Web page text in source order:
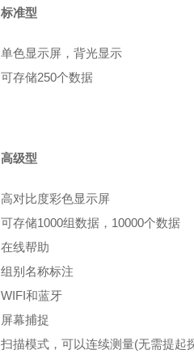
标准型
单色显示屏，背光显示
可存储250个数据
高级型
高对比度彩色显示屏
可存储1000组数据，10000个数据
在线帮助
组别名称标注
WIFI和蓝牙
屏幕捕捉
扫描模式，可以连续测量(无需提起